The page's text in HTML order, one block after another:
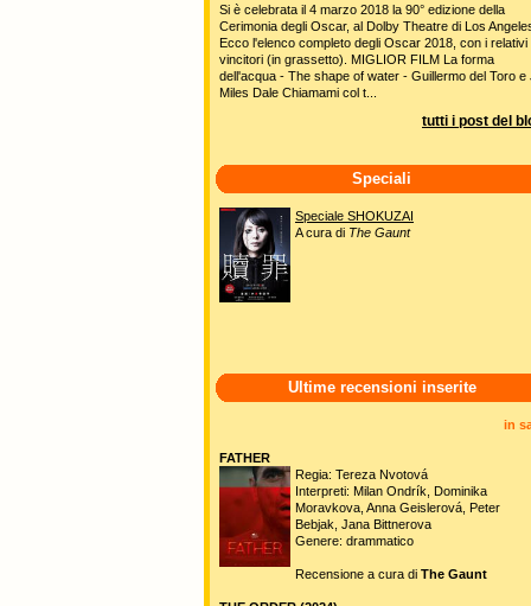
Si è celebrata il 4 marzo 2018 la 90° edizione della
Cerimonia degli Oscar, al Dolby Theatre di Los
Ecco l'elenco completo degli Oscar 2018, con i relativi
vincitori (in grassetto). MIGLIOR FILM La forma
dell'acqua - The shape of water - Guillermo del Toro e
Miles Dale Chiamami col t...
tutti i post del
Speciali
Speciale SHOKUZAI
A cura di The Gaunt
Ultime recensioni inserite
in
FATHER
Regia: Tereza Nvotová
Interpreti: Milan Ondrík, Dominika
Moravkova, Anna Geislerová, Peter
Bebjak, Jana Bittnerova
Genere: drammatico
Recensione a cura di The Gaunt